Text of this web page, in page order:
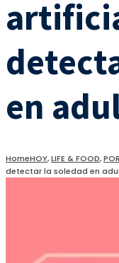
en
HomeHOY,LIFE & FOOD,
detectar la soledad en